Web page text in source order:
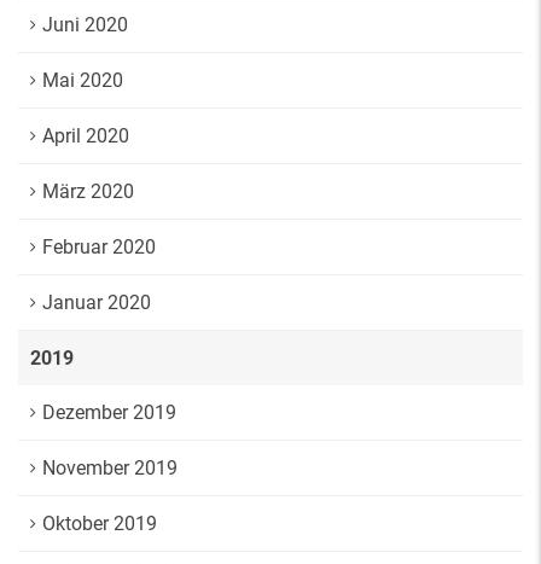
Juni 2020
Mai 2020
April 2020
März 2020
Februar 2020
Januar 2020
2019
Dezember 2019
November 2019
Oktober 2019